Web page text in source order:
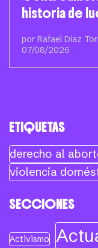
historia de
por Rafael Díaz
07/08/2026
ETIQUETAS
derecho al
violencia
SECCIONES
Activismo